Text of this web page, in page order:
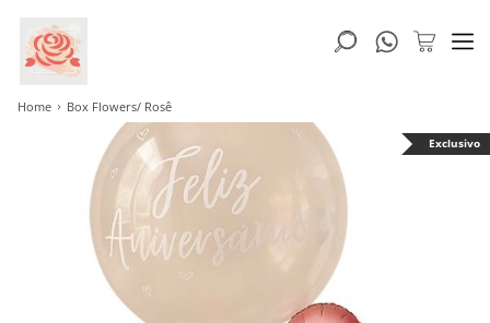
Home Box Flowers/ Rosê
Exclusivo